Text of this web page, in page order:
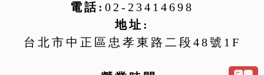
電話: 02-23414698
地址:
台北市中正區忠孝東路二段48號1F